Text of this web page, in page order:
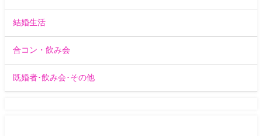
結婚生活
合コン・飲み会
既婚者･飲み会･その他